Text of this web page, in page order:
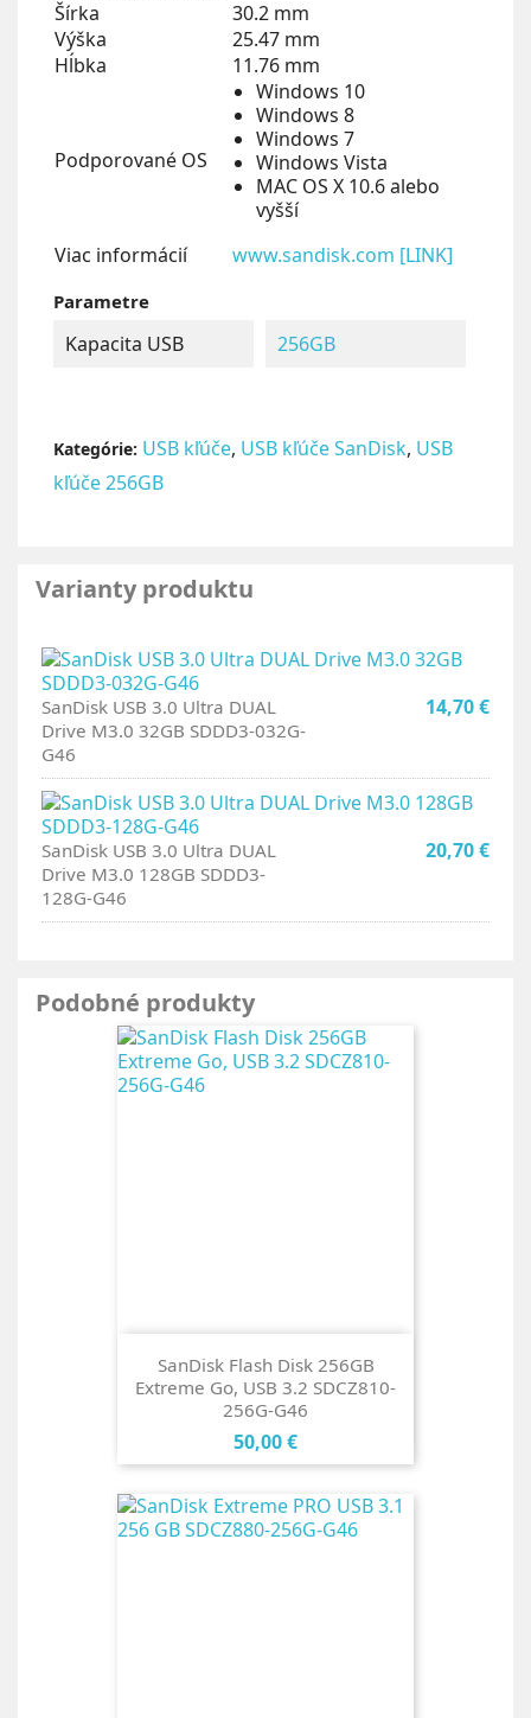
Šírka
30.2 mm
Výška
25.47 mm
Hĺbka
11.76 mm
Podporované OS
Windows 10
Windows 8
Windows 7
Windows Vista
MAC OS X 10.6 alebo
vyšší
Viac informácií
www.sandisk.com [LINK]
Parametre
Kapacita USB 256GB
Kategórie: USB kľúče, USB kľúče SanDisk, USB
kľúče 256GB
Varianty produktu
SanDisk USB 3.0 Ultra DUAL
Drive M3.0 32GB SDDD3-032G-
G46
14,70 €
SanDisk USB 3.0 Ultra DUAL
Drive M3.0 128GB SDDD3-
128G-G46
20,70 €
Podobné produkty
SanDisk Flash Disk 256GB
Extreme Go, USB 3.2 SDCZ810-
256G-G46
Cena
50,00 €